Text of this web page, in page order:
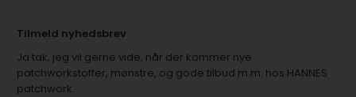
Tilmeld nyhedsbrev
Ja tak, jeg vil gerne vide, når der kommer nye
patchworkstoffer, mønstre, og gode tilbud m.m. hos HANNES
patchwork.